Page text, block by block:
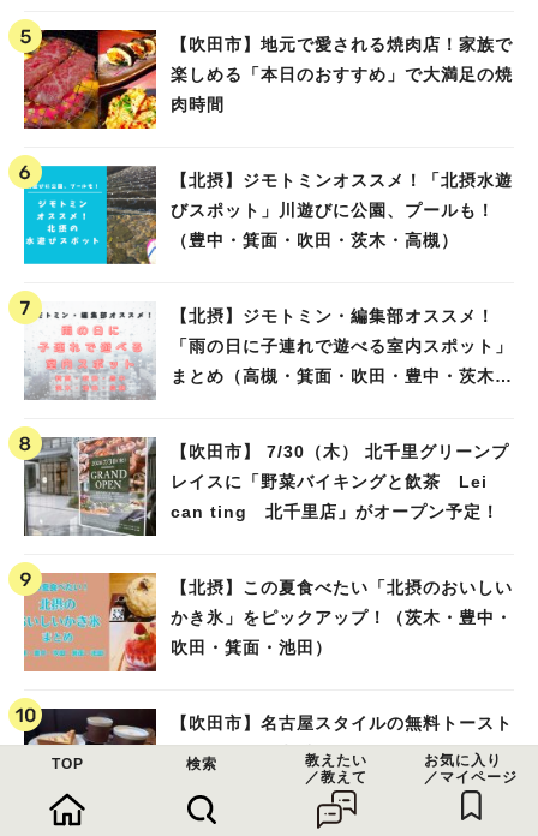
【吹田市】地元で愛される焼肉店！家族で
楽しめる「本日のおすすめ」で大満足の焼
肉時間
【北摂】ジモトミンオススメ！「北摂水遊
びスポット」川遊びに公園、プールも！
（豊中・箕面・吹田・茨木・高槻）
【北摂】ジモトミン・編集部オススメ！
「雨の日に子連れで遊べる室内スポット」
まとめ（高槻・箕面・吹田・豊中・茨木・
【吹田市】 7/30（木） 北千里グリーンプ
レイスに「野菜バイキングと飲茶 Lei
can ting 北千里店」がオープン予定！
【北摂】この夏食べたい「北摂のおいしい
かき氷」をピックアップ！（茨木・豊中・
吹田・箕面・池田）
【吹田市】名古屋スタイルの無料トースト
付き「ガルル珈琲」さんのお得モーニン
TOP 検索
教えたい
／教えて
お気に入り
／マイページ